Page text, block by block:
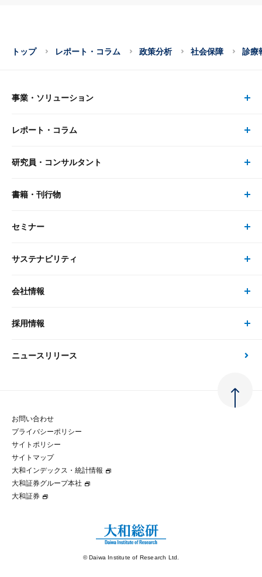
トップ レポート・コラム 政策分析 社会保障 診療
事業・ソリューション
事業・ソリューション トップ
リサーチ
大和総研の強み
先端テクノロジーに基づく新たな価値の創出
レポート・コラム
レポート・コラム トップ
最新のレポート・コラム
政策分析
金融経済教育等
コラム
大和インデックス・統計情報
研究員・コンサルタント
研究員・コンサルタント トップ
研究員
書籍・刊行物
書籍・刊行物 トップ
書籍
セミナー
セミナー トップ
現在受付中のセミナー・イベント
サステナビリティ
サステナビリティの取り組み
次世代社会への貢献
マルチステークホルダー方針
パートナーシップ構築宣言
会社情報
会社情報 トップ
会社概要・役員一覧
大和総研の歩み
グループ会社
採用情報
採用情報 トップ
経験者採用
ニュースリリース
お問い合わせ
プライバシーポリシー
サイトポリシー
サイトマップ
大和インデックス・統計情報
大和証券グループ本社
大和証券
© Daiwa Institute of Research Ltd.